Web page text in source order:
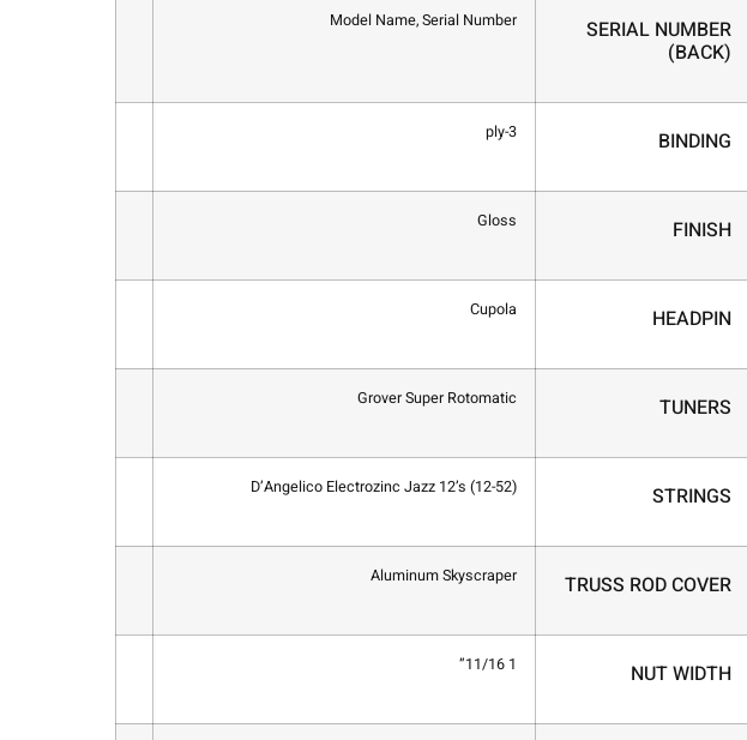
SERIAL NUMBER
(BACK)
Model Name, Serial Number
BINDING
3-ply
FINISH
Gloss
HEADPIN
Cupola
TUNERS
Grover Super Rotomatic
STRINGS
D’Angelico Electrozinc Jazz 12’s (12-52)
TRUSS ROD COVER
Aluminum Skyscraper
NUT WIDTH
1 11/16”